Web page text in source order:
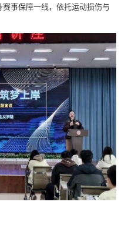
事保障一线，依托运动损伤与
事对抗激烈、强度较高，运动
伤，对现场康复保障工作要求严
，赛前为运动员开展肌群激活
肘易损部位，降低损...